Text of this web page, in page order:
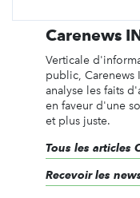
Carenews
Verticale
public, Carenews
analyse les faits
en faveur d'une
et plus juste.
Tous les articles
Recevoir les